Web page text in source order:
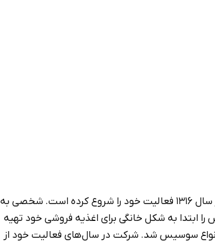
از جمله برندهای با سابقه و پرطرفدار در زمینه تولید سوسیس است. برند آندره از سال‌ ۱۳۱۶ فعالیت خود را شروع کرده است. شخصی به
ابتدا به شکل خانگی برای اغذیه‌ فروشی خود تهیه
انواع سوسیس شد. شرکت در سال‌های فعالیت خود از